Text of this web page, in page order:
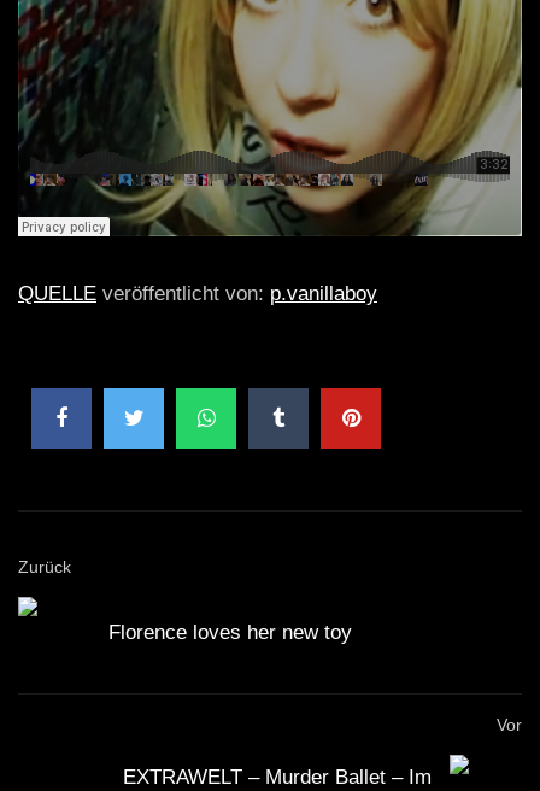
QUELLE veröffentlicht von: p.vanillaboy
Zurück
Florence loves her new toy
Vor
EXTRAWELT – Murder Ballet – Im